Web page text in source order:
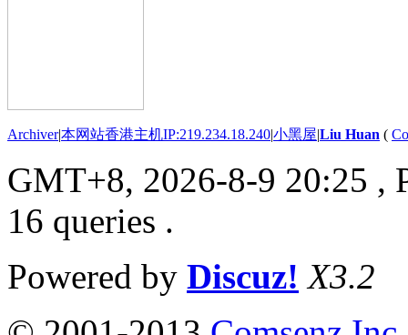
Archiver|本网站香港主机IP:219.234.18.240|小黑屋|Liu Huan (
GMT+8, 2026-8-9 20:25 ,
16 queries .
Powered by Discuz! X3.2